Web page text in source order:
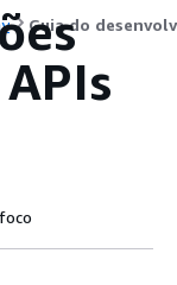
Guia do